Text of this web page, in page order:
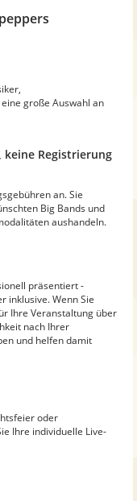
große Auswahl an
keine Registrierung
an. Sie
Big Bands und
aushandeln.
präsentiert -
inklusive. Wenn Sie
Ihre Veranstaltung über
nach Ihrer
und helfen damit
oder
Ihre individuelle Live-